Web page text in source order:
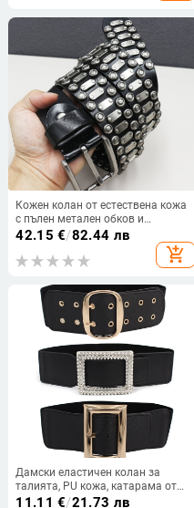
Кожен колан от естествена кожа
с пълен метален обков и
закопчаване с щифт, оригинален
42.15 €/82.44 лв
add_shopping_cart
Дамски еластичен колан за
талията, PU кожа, катарама от
сплав, японска закопчалка,
11.11 €/21.73 лв